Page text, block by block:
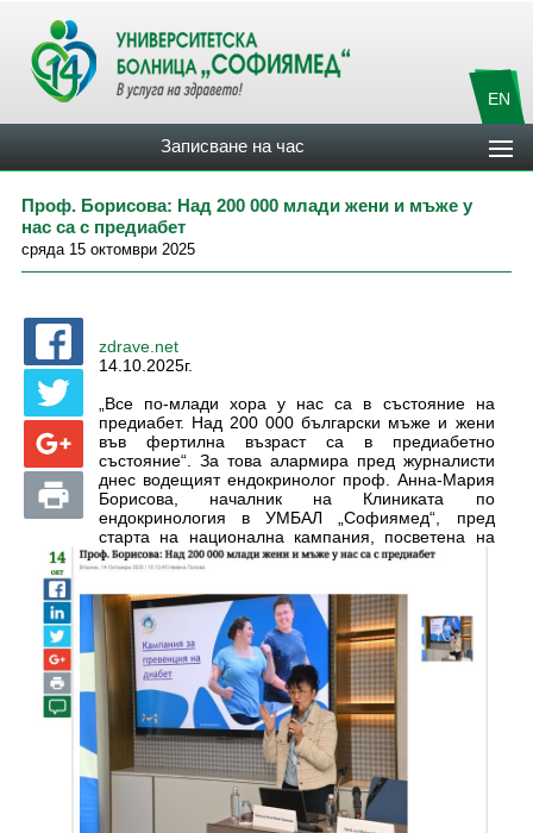
EN
Записване на час
Проф. Борисова: Над 200 000 млади жени и мъже у
нас са с предиабет
сряда 15 октомври 2025
zdrave.net
14.10.2025г.
„Все по-млади хора у нас са в състояние на
предиабет. Над 200 000 български мъже и жени
във фертилна възраст са в предиабетно
състояние“. За това алармира пред журналисти
днес водещият ендокринолог проф. Анна-Мария
Борисова, началник на Клиниката по
ендокринология в УМБАЛ „Софиямед“, пред
старта на национална кампания, посветена на